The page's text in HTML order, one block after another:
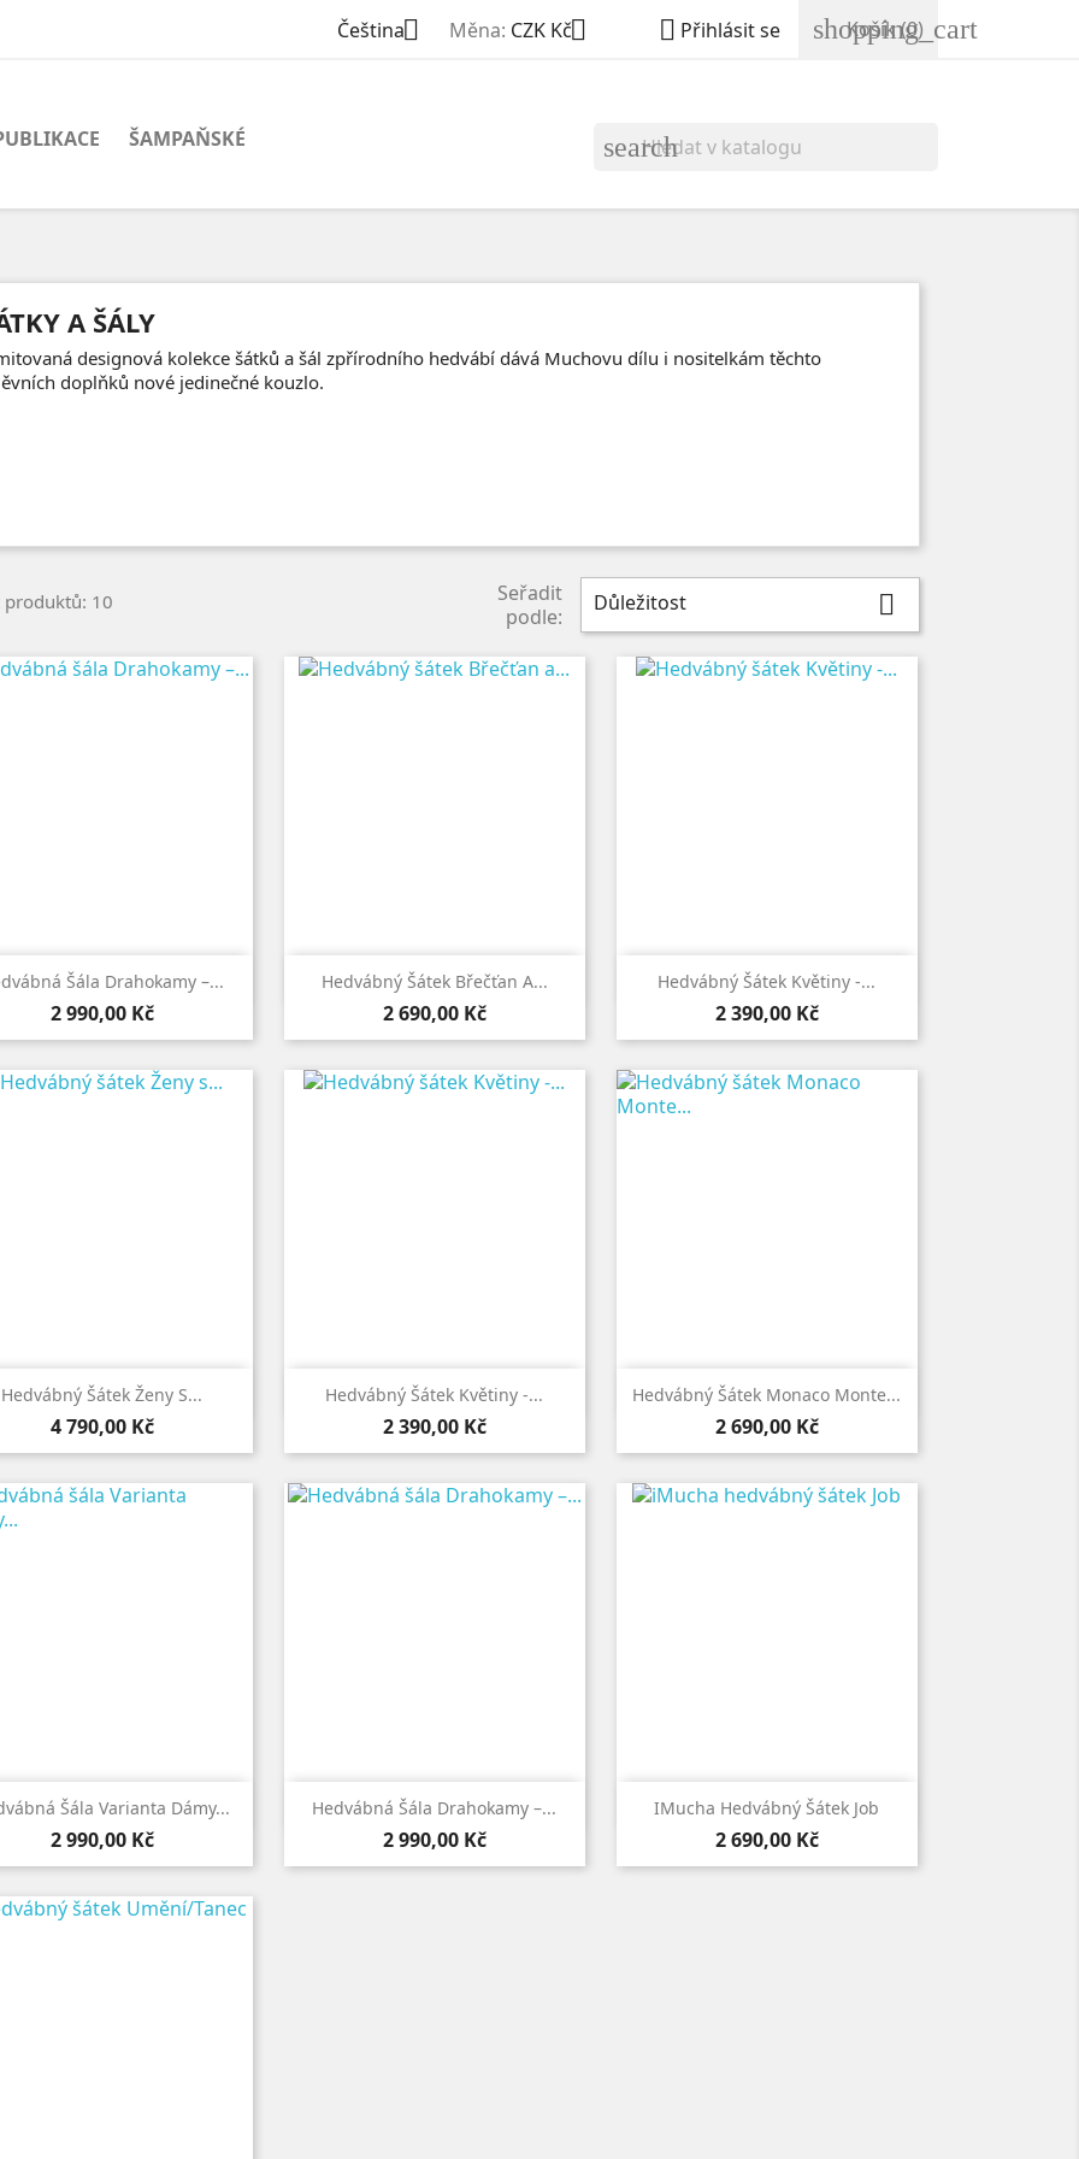
Čeština Měna: CZK Kč  Přihlásit se shopping_cart
Košík(0)
ŠAMPAŇSKÉ search
A ŠÁLY
designová kolekce šátků a šál zpřírodního hedvábí dává Muchovu dílu i nositelkám těchto
doplňků nové jedinečné kouzlo.
produktů: 10
Seřadit
podle:
Důležitost 
Šála Drahokamy –...
Cena
2 990,00 Kč
 Rychlý náhled Hedvábný Šátek Břečťan A...
Cena
2 690,00 Kč
 Rychlý náhled Hedvábný Šátek Květiny -...
Cena
2 390,00 Kč
 Rychlý náhled
Hedvábný Šátek Ženy S...
Cena
4 790,00 Kč
 Rychlý náhled Hedvábný Šátek Květiny -...
Cena
2 390,00 Kč
 Rychlý náhled Hedvábný Šátek Monaco Monte...
Cena
2 690,00 Kč
 Rychlý náhled
Šála Varianta Dámy...
Cena
2 990,00 Kč
 Rychlý náhled Hedvábná Šála Drahokamy –...
Cena
2 990,00 Kč
 Rychlý náhled IMucha Hedvábný Šátek Job
Cena
2 690,00 Kč
 Rychlý náhled